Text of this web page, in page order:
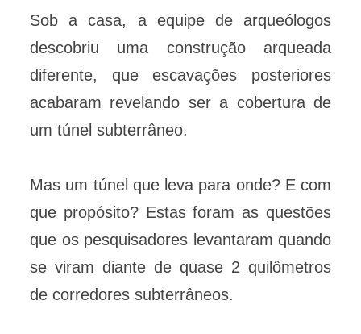
Sob a casa, a equipe de arqueólogos
descobriu uma construção arqueada
diferente, que escavações posteriores
acabaram revelando ser a cobertura de
um túnel subterrâneo.
Mas um túnel que leva para onde? E com
que propósito? Estas foram as questões
que os pesquisadores levantaram quando
se viram diante de quase 2 quilômetros
de corredores subterrâneos.